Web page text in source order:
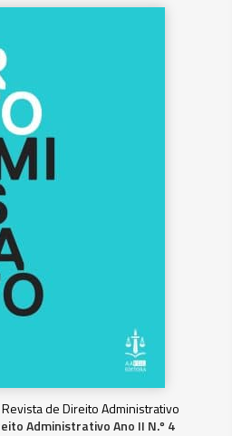
de Direito Administrativo
Administrativo Ano II N.º 4